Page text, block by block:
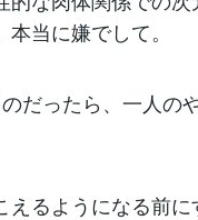
当に嫌でして。
だったら、一人の
るようになる前